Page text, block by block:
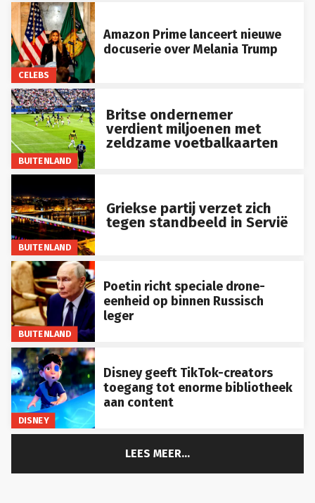
CELEBS
Amazon Prime lanceert nieuwe
docuserie over Melania Trump
BUITENLAND
Britse ondernemer
verdient miljoenen met
zeldzame voetbalkaarten
BUITENLAND
Griekse partij verzet zich
tegen standbeeld in Servië
BUITENLAND
Poetin richt speciale drone-
eenheid op binnen Russisch
leger
DISNEY
Disney geeft TikTok-creators
toegang tot enorme bibliotheek
aan content
LEES MEER...